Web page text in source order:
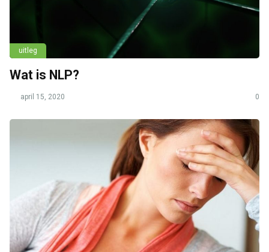
uitleg
Wat is NLP?
april 15, 2020 0